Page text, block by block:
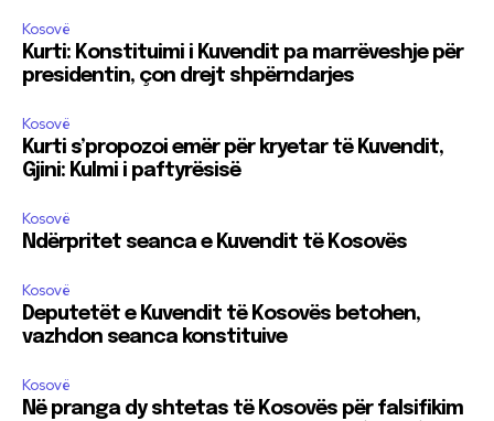
Kosovë
Kurti: Konstituimi i Kuvendit pa marrëveshje për
presidentin, çon drejt shpërndarjes
Kosovë
Kurti s’propozoi emër për kryetar të Kuvendit,
Gjini: Kulmi i paftyrësisë
Kosovë
Ndërpritet seanca e Kuvendit të Kosovës
Kosovë
Deputetët e Kuvendit të Kosovës betohen,
vazhdon seanca konstituive
Kosovë
Në pranga dy shtetas të Kosovës për falsifikim